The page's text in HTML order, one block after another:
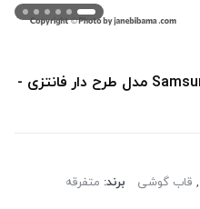
قاب گوشی سامسونگ Samsung A20s مدل طرح دار فانتزی -
, قاب گوشی برند: متفرقه